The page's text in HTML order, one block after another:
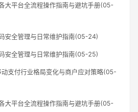
大平台全流程操作指南与避坑手册(05-
安全管理与日常维护指南(05-24)
安全管理与日常维护指南(05-25)
支付行业格局变化与商户应对策略(05-
大平台全流程操作指南与避坑手册(05-